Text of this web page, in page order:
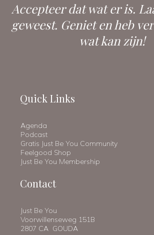
Accepteer dat wat er is.
geweest. Geniet en heb
wat kan zijn!
Quick Links
Agenda
Podcast
Gratis Just Be You Community
Feelgood Shop
Just Be You Membership
Contact
Just Be You
Voorwillenseweg 151B
2807 CA GOUDA